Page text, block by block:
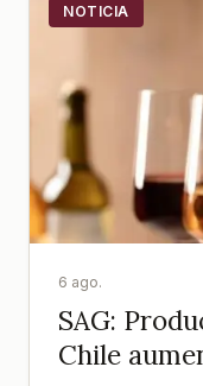
NOTICIA
6 ago.
SAG:
Chile